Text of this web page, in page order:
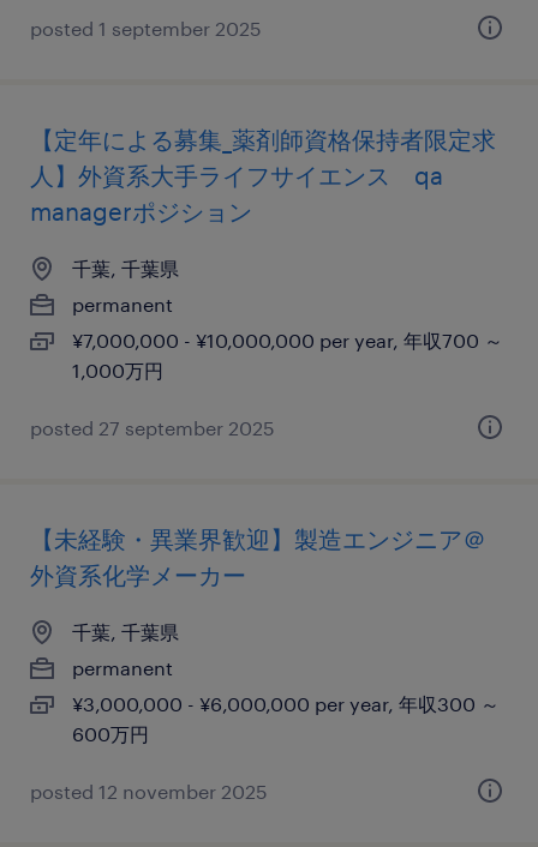
posted 1 september 2025
【定年による募集_薬剤師資格保持者限定求
人】外資系大手ライフサイエンス qa
managerポジション
千葉, 千葉県
permanent
¥7,000,000 - ¥10,000,000 per year, 年収700 ～
1,000万円
posted 27 september 2025
【未経験・異業界歓迎】製造エンジニア＠
外資系化学メーカー
千葉, 千葉県
permanent
¥3,000,000 - ¥6,000,000 per year, 年収300 ～
600万円
posted 12 november 2025